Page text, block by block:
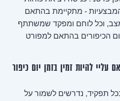
- מתקיימת בהתאם
וכל לוחם ומפקד שמשתתף
הכיפורים בהתאם למפורט
עליי להיות זמין בזמן יום כיפור
תפקיד, נדרשים לשמור על